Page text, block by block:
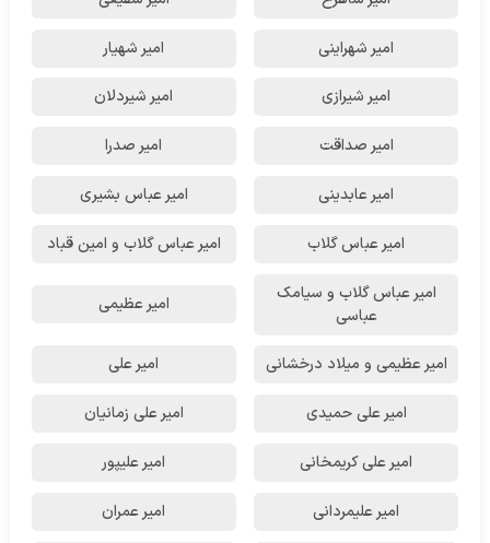
امیر شهراینی امیر شهیار
امیر شیرازی امیر شیردلان
امیر صداقت امیر صدرا
امیر عابدینی امیر عباس بشیری
امیر عباس گلاب امیر عباس گلاب و امین قباد
امیر عباس گلاب و سیامک
عباسی
امیر عظیمی
امیر عظیمی و میلاد درخشانی امیر علی
امیر علی حمیدی امیر علی زمانیان
امیر علی کریمخانی امیر علیپور
امیر علیمردانی امیر عمران